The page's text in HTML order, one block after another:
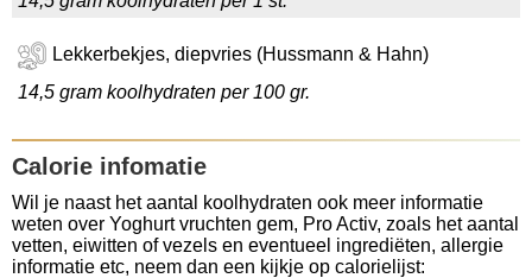
Lekkerbekjes, diepvries (Hussmann & Hahn)
14,5 gram koolhydraten per 100 gr.
Calorie infomatie
Wil je naast het aantal koolhydraten ook meer informatie
weten over Yoghurt vruchten gem, Pro Activ, zoals het aantal
vetten, eiwitten of vezels en eventueel ingrediëten, allergie
informatie etc, neem dan een kijkje op calorielijst: